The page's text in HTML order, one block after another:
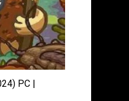
PC |